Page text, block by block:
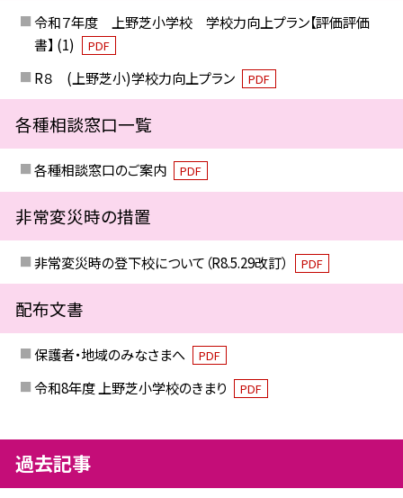
令和７年度 上野芝小学校 学校力向上プラン【評価評価
書】 (1)
PDF
R８ (上野芝小)学校力向上プラン PDF
各種相談窓口一覧
各種相談窓口のご案内 PDF
非常変災時の措置
非常変災時の登下校について（R8.5.29改訂） PDF
配布文書
保護者・地域のみなさまへ PDF
令和8年度 上野芝小学校のきまり PDF
過去記事